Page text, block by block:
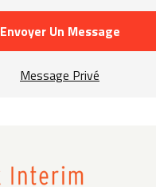
Envoyer Un Message
Message Privé